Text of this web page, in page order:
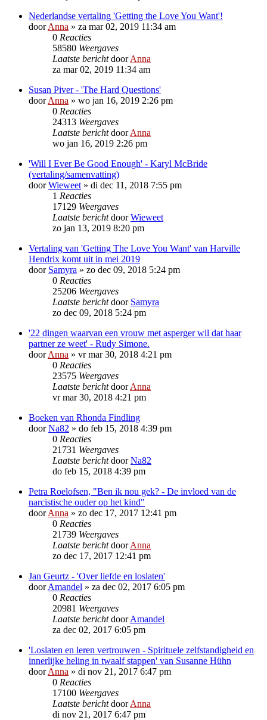
Nederlandse vertaling 'Getting the Love You Want'!
doorAnna » za mar 02, 2019 11:34 am
0 Reacties
58580 Weergaves
Laatste berichtdoorAnna
za mar 02, 2019 11:34 am
Susan Piver - 'The Hard Questions'
doorAnna » wo jan 16, 2019 2:26 pm
0 Reacties
24313 Weergaves
Laatste berichtdoorAnna
wo jan 16, 2019 2:26 pm
'Will I Ever Be Good Enough' - Karyl McBride
(vertaling/samenvatting)
doorWieweet » di dec 11, 2018 7:55 pm
1 Reacties
17129 Weergaves
Laatste berichtdoorWieweet
zo jan 13, 2019 8:20 pm
Vertaling van 'Getting The Love You Want' van Harville
Hendrix komt uit in mei 2019
door Samyra » zo dec 09, 2018 5:24 pm
0 Reacties
25206 Weergaves
Laatste berichtdoor Samyra
zo dec 09, 2018 5:24 pm
'22 dingen waarvan een vrouw met asperger wil dat haar
partner ze weet' - Rudy Simone.
doorAnna » vr mar 30, 2018 4:21 pm
0 Reacties
23575 Weergaves
Laatste berichtdoorAnna
vr mar 30, 2018 4:21 pm
Boeken van Rhonda Findling
doorNa82 » do feb 15, 2018 4:39 pm
0 Reacties
21731 Weergaves
Laatste berichtdoorNa82
do feb 15, 2018 4:39 pm
Petra Roelofsen, "Ben ik nou gek? - De invloed van de
narcistische ouder op het kind"
doorAnna » zo dec 17, 2017 12:41 pm
0 Reacties
21739 Weergaves
Laatste berichtdoorAnna
zo dec 17, 2017 12:41 pm
Jan Geurtz - 'Over liefde en loslaten'
doorAmandel » za dec 02, 2017 6:05 pm
0 Reacties
20981 Weergaves
Laatste berichtdoorAmandel
za dec 02, 2017 6:05 pm
'Loslaten en leren vertrouwen - Spirituele zelfstandigheid en
innerlijke heling in twaalf stappen' van Susanne Hühn
doorAnna » di nov 21, 2017 6:47 pm
0 Reacties
17100 Weergaves
Laatste berichtdoorAnna
di nov 21, 2017 6:47 pm